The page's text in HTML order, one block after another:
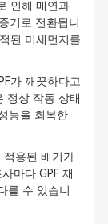
인해 매연과
기로 전환됩니
된 미세먼지를
가 깨끗하다고
정상 작동 상태
능을 회복한
적용된 배기가
마다 GPF 재
를 수 있습니